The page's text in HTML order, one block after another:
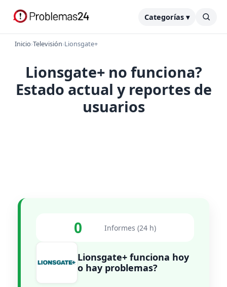
Categorías ▾
Inicio›Televisión›Lionsgate+
Lionsgate+ no funciona?
Estado actual y reportes de
usuarios
0 Informes (24 h)
Lionsgate+ funciona hoy
o hay problemas?